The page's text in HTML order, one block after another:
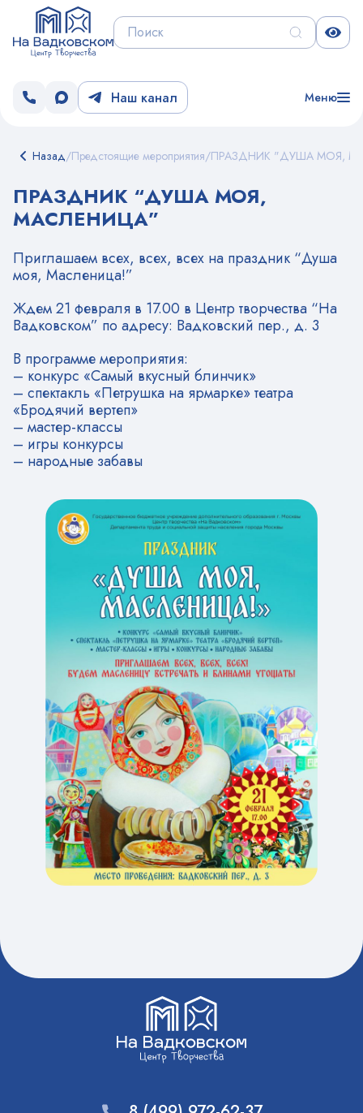
Наш канал Меню
Назад/Предстоящие мероприятия/ПРАЗДНИК "ДУША МОЯ,
ПРАЗДНИК “ДУША МОЯ,
МАСЛЕНИЦА”
Приглашаем всех, всех, всех на праздник “Душа
моя, Масленица!”
Ждем 21 февраля в 17.00 в Центр творчества “На
Вадковском” по адресу: Вадковский пер., д. 3
В программе мероприятия:
– конкурс «Самый вкусный блинчик»
– спектакль «Петрушка на ярмарке» театра
«Бродячий вертеп»
– мастер-классы
– игры конкурсы
– народные забавы